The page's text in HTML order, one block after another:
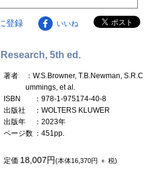
登録 いいね
5th ed.
著者
：W.S.Browner, T.B.Newman, S.R.C
ummings, et al.
ISBN
：978-1-975174-40-8
出版社
：WOLTERS KLUWER
出版年
：2023年
ページ数 ：451pp.
定価 18,007円(本体16,370円 ＋ 税)